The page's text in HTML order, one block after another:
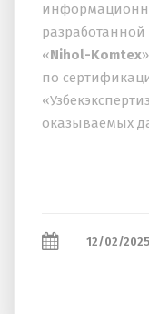
«Nihol-Komtex
по
оказываемых
12/02/2025